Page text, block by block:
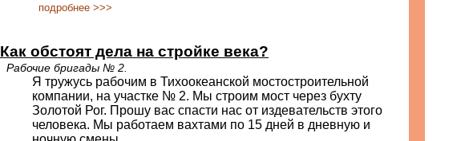
подробнее >>>
Как обстоят дела на стройке века?
Рабочие бригады № 2.
Я тружусь рабочим в Тихоокеанской мостостроительной
компании, на участке № 2. Мы строим мост через бухту
Золотой Рог. Прошу вас спасти нас от издевательств этого
человека. Мы работаем вахтами по 15 дней в дневную и